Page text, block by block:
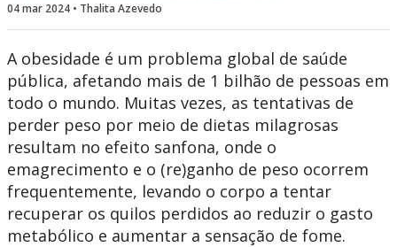
04 mar 2024 • Thalita Azevedo
A obesidade é um problema global de saúde
pública, afetando mais de 1 bilhão de pessoas em
todo o mundo. Muitas vezes, as tentativas de
perder peso por meio de dietas milagrosas
resultam no efeito sanfona, onde o
emagrecimento e o (re)ganho de peso ocorrem
frequentemente, levando o corpo a tentar
recuperar os quilos perdidos ao reduzir o gasto
metabólico e aumentar a sensação de fome.